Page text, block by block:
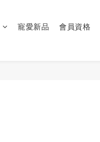
寵愛新品 會員資格